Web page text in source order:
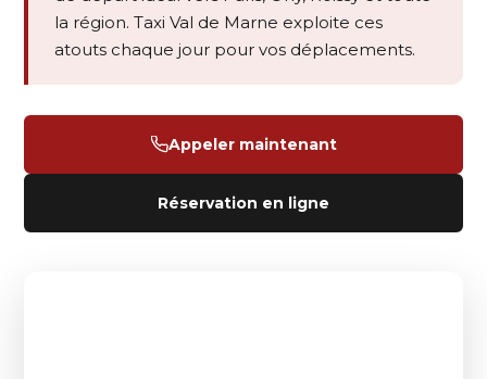
la région. Taxi Val de Marne exploite ces
atouts chaque jour pour vos déplacements.
Appeler maintenant
Réservation en ligne